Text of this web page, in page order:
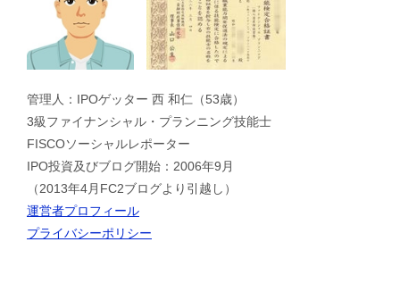
管理人：IPOゲッター 西 和仁（53歳）
3級ファイナンシャル・プランニング技能士
FISCOソーシャルレポーター
IPO投資及びブログ開始：2006年9月
（2013年4月FC2ブログより引越し）
運営者プロフィール
プライバシーポリシー